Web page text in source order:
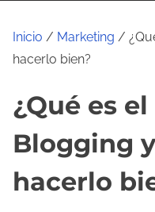
Inicio / Marketing /
hacerlo bien?
¿Qué es
Blogging
hacerlo